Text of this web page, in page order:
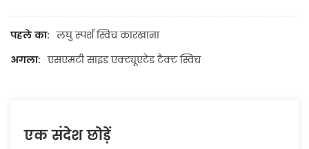
पहले का: लघु स्पर्श स्विच कारखाना
अगला: एसएमटी साइड एक्ट्यूएटेड टैक्ट स्विच
एक संदेश छोड़ें